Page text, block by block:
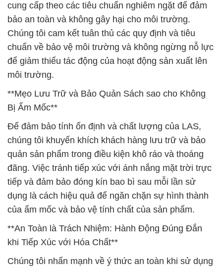
cung cấp theo các tiêu chuẩn nghiêm ngặt để đảm
bảo an toàn và không gây hại cho môi trường.
Chúng tôi cam kết tuân thủ các quy định và tiêu
chuẩn về bảo vệ môi trường và không ngừng nỗ lực
để giảm thiểu tác động của hoạt động sản xuất lên
môi trường.
**Mẹo Lưu Trữ và Bảo Quản Sách sao cho Không
Bị Ẩm Mốc**
Để đảm bảo tính ổn định và chất lượng của LAS,
chúng tôi khuyến khích khách hàng lưu trữ và bảo
quản sản phẩm trong điều kiện khô ráo và thoáng
đãng. Việc tránh tiếp xúc với ánh nắng mặt trời trực
tiếp và đảm bảo đóng kín bao bì sau mỗi lần sử
dụng là cách hiệu quả để ngăn chặn sự hình thành
của ẩm mốc và bảo vệ tính chất của sản phẩm.
**An Toàn là Trách Nhiệm: Hành Động Đúng Đắn
khi Tiếp Xúc với Hóa Chất**
Chúng tôi nhấn mạnh về ý thức an toàn khi sử dụng